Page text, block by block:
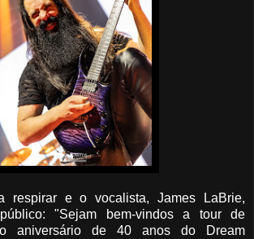
respirar e o vocalista, James LaBrie,
"Sejam bem-vindos a tour de
aniversário de 40 anos do Dream